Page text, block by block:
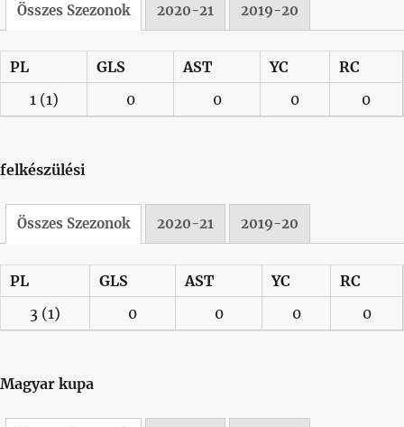
Összes Szezonok 2020-21 2019-20
PL GLS AST YC
RC
1 (1) 0 0 0 0
felkészülési
Összes Szezonok 2020-21 2019-20
PL GLS AST YC
RC
3 (1) 0 0 0 0
Magyar kupa